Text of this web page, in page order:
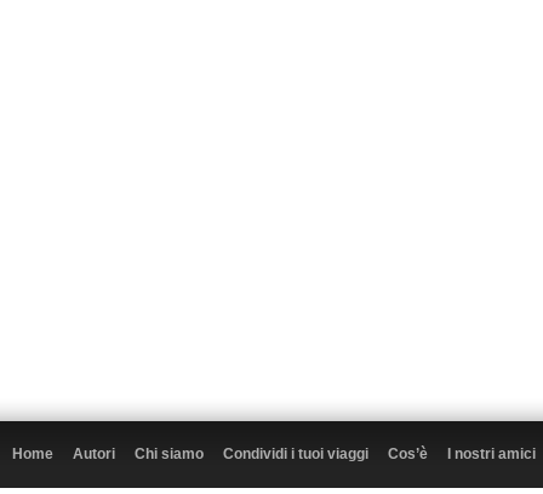
Home Autori Chi siamo Condividi i tuoi viaggi Cos’è I nostri amici